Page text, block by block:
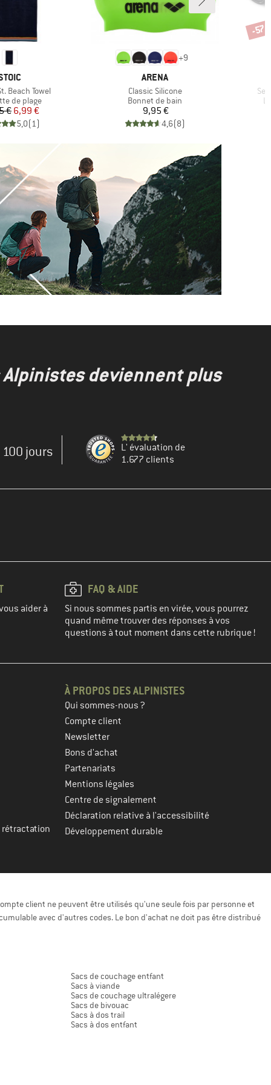
Beach Towel
group
de plage
Prix
€Prix réduit
6,99 €
5,0(1 )
+9
MARQUE
ARENA
Article
Classic Silicone
Product group
Bonnet de bain
Prix
9,95 €
4,6(8)
-57
deviennent plus
jours
L' évaluation de
1.677 clients
aider à
FAQ & AIDE
Si nous sommes partis en virée, vous pourrez
quand même trouver des réponses à vos
questions à tout moment dans cette rubrique !
À PROPOS DES ALPINISTES
Qui sommes-nous ?
Compte client
Newsletter
Bons d'achat
Partenariats
Mentions légales
Centre de signalement
Déclaration relative à l'accessibilité
Développement durable
client ne peuvent être utilisés qu'une seule fois par personne et
avec d'autres codes. Le bon d'achat ne doit pas être distribué
Sacs de couchage entfant
Sacs à viande
Sacs de couchage ultralégere
Sacs de bivouac
Sacs à dos trail
Sacs à dos entfant